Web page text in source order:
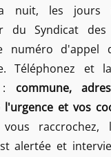
nuit, les jours
du Syndicat des
numéro d'appel
Téléphonez et
: commune,
et vos
raccrochez,
alertée et